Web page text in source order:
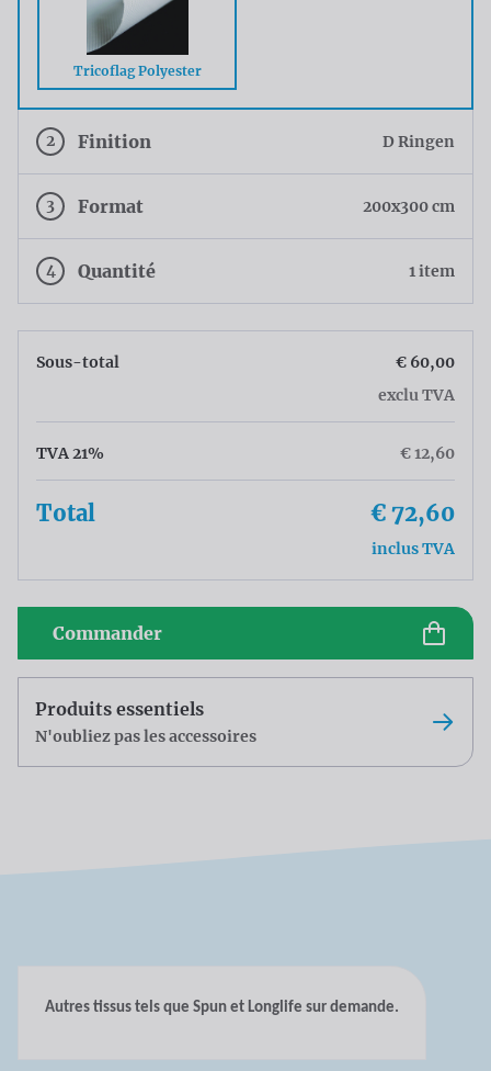
Tricoflag Polyester
2 Finition D Ringen
3 Format 200x300 cm
4 Quantité 1 item
Sous-total
€ 60,00
exclu TVA
TVA 21% € 12,60
Total € 72,60
inclus TVA
Commander
Produits essentiels
N'oubliez pas les accessoires
Autres tissus tels que Spun et Longlife sur demande.